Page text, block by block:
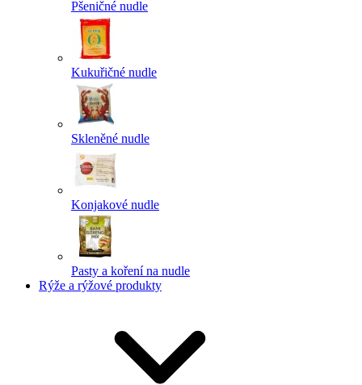
Pšeničné nudle
Kukuřičné nudle
Skleněné nudle
Konjakové nudle
Pasty a koření na nudle
Rýže a rýžové produkty